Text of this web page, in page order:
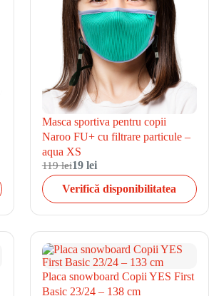
Masca sportiva pentru copii
Naroo FU+ cu filtrare particule –
aqua XS
119 lei19 lei
Verifică disponibilitatea
Placa snowboard Copii YES First
Basic 23/24 – 138 cm